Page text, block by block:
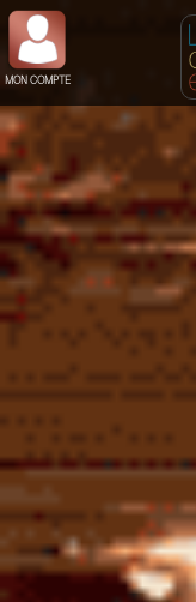
MON COMPTE